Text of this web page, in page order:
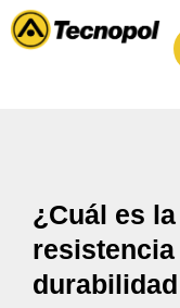
¿Cuál es la
resistencia